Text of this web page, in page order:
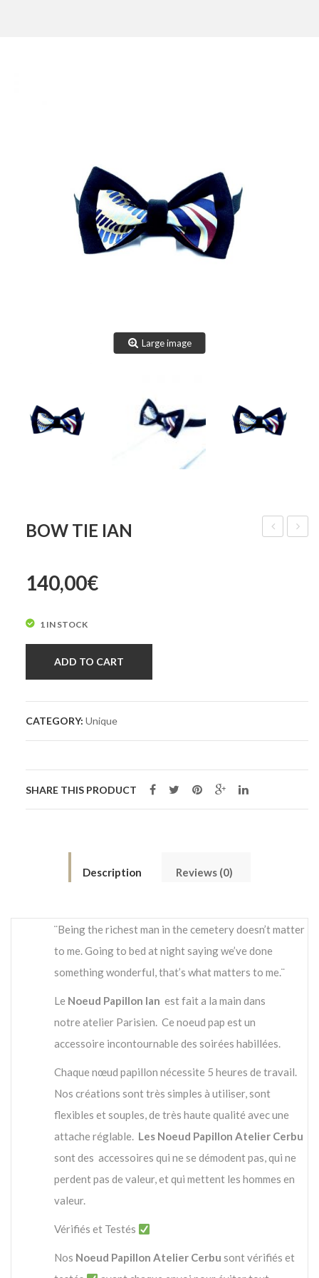
Large image
BOW TIE IAN
140,00€
1 IN STOCK
ADD TO CART
CATEGORY: Unique
SHARE THIS PRODUCT
Description Reviews (0)
¨Being the richest man in the cemetery doesn’t matter
to me. Going to bed at night saying we’ve done
something wonderful, that’s what matters to me.¨
Le Noeud Papillon Ian est fait a la main dans
notre atelier Parisien. Ce noeud pap est un
accessoire incontournable des soirées habillées.
Chaque nœud papillon nécessite 5 heures de travail.
Nos créations sont très simples à utiliser, sont
flexibles et souples, de très haute qualité avec une
attache réglable. Les Noeud Papillon Atelier Cerbu
sont des accessoires qui ne se démodent pas, qui ne
perdent pas de valeur, et qui mettent les hommes en
valeur.
Vérifiés et Testés
Nos Noeud Papillon Atelier Cerbu sont vérifiés et